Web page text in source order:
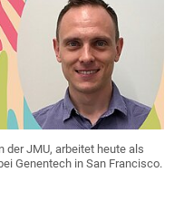
der JMU, arbeitet heute als
Genentech in San Francisco.